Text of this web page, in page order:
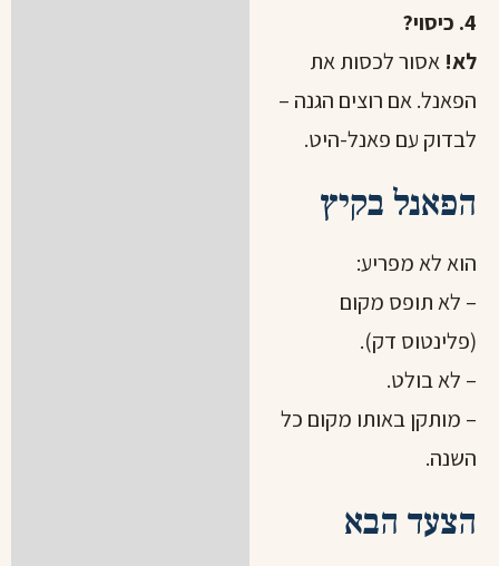
4. כיסוי?
לא! אסור לכסות את
הפאנל. אם רוצים הגנה –
לבדוק עם פאנל-היט.
הפאנל בקיץ
הוא לא מפריע:
– לא תופס מקום
(פלינטוס דק).
– לא בולט.
– מותקן באותו מקום כל
השנה.
הצעד הבא